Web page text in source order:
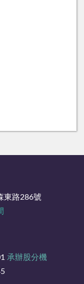
東路286號
承辦股分機